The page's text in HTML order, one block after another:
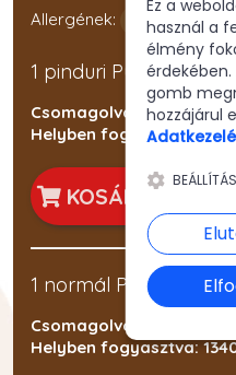
Allergének:
1 pinduri Puffogó pizza
Csomagolva: 1210 Ft
Helyben fogyasztva: 1110
KOSÁRBA
1 normál Puffogó
Csomagolva: 1440 Ft
Helyben fogyasztva:
Ez a
használ a
élmény
gomb
hozzájárul